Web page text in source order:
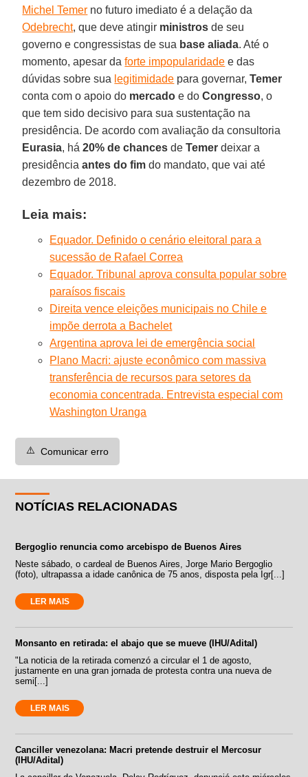
Michel Temer no futuro imediato é a delação da
Odebrecht, que deve atingir ministros de seu
governo e congressistas de sua base aliada. Até o
momento, apesar daforte impopularidade e das
dúvidas sobre sua legitimidade para governar,Temer
conta com o apoio do mercado e doCongresso, o
que tem sido decisivo para sua sustentação na
presidência. De acordo com avaliação da consultoria
Eurasia, há20% de chances deTemer deixar a
presidênciaantes do fim do mandato, que vai até
dezembro de 2018.
Leia mais:
Equador. Definido o cenário eleitoral para a
sucessão de Rafael Correa
Equador. Tribunal aprova consulta popular sobre
paraísos fiscais
Direita vence eleições municipais no Chile e
impõe derrota a Bachelet
Argentina aprova lei de emergência social
Plano Macri: ajuste econômico com massiva
transferência de recursos para setores da
economia concentrada. Entrevista especial com
Washington Uranga
⚠️ Comunicar erro
NOTÍCIAS RELACIONADAS
Bergoglio renuncia como arcebispo de Buenos Aires
Neste sábado, o cardeal de Buenos Aires, Jorge Mario Bergoglio
(foto), ultrapassa a idade canônica de 75 anos, disposta pela Igr[...]
LER MAIS
Monsanto en retirada: el abajo que se mueve (IHU/Adital)
"La noticia de la retirada comenzó a circular el 1 de agosto,
justamente en una gran jornada de protesta contra una nueva de
semi[...]
LER MAIS
Canciller venezolana: Macri pretende destruir el Mercosur
(IHU/Adital)